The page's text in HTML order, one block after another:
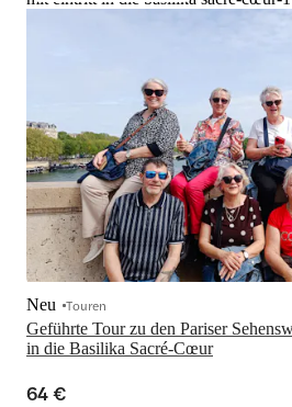
Geführte Tour zu den Pariser
in die Basilika Sacré-Cœur
Neu Touren
64 €